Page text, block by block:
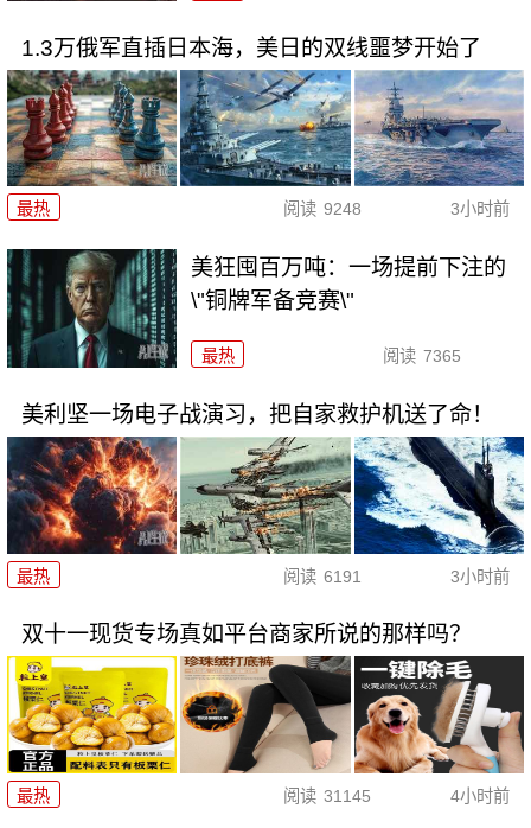
1.3万俄军直插日本海，美日的双线噩梦开始了
最热 阅读 9248 3小时前
美狂囤百万吨：一场提前下注的
\"铜牌军备竞赛\"
最热 阅读 7365
美利坚一场电子战演习，把自家救护机送了命！
最热 阅读 6191 3小时前
双十一现货专场真如平台商家所说的那样吗？
最热 阅读 31145 4小时前